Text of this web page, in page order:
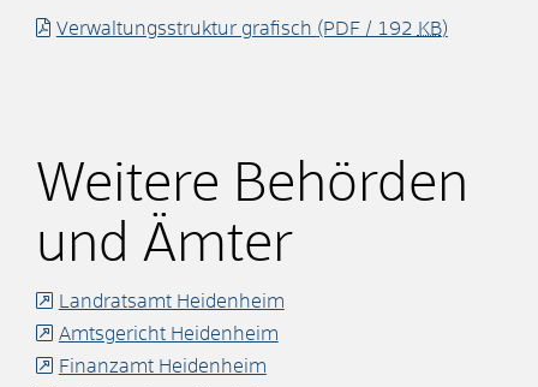
Verwaltungsstruktur grafisch (PDF / 192 KB)
Weitere Behörden
und Ämter
Landratsamt Heidenheim
Amtsgericht Heidenheim
Finanzamt Heidenheim